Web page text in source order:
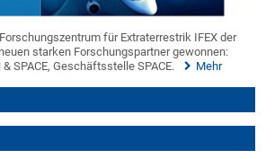
für Extraterrestrik IFEX der
starken Forschungspartner gewonnen:
SPACE, Geschäftsstelle SPACE.
Mehr